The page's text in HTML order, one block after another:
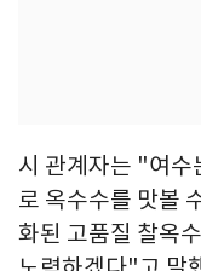
시 관계자는 "여수
로 옥수수를 맛볼
화된 고품질 찰옥